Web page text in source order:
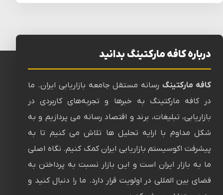
درباره کافه مارکتینگ بدانید
کافه مارکتینگرسانه‌ مستقل جامعه بازاریابی ایران. ما
در کافه مارکتینگ به خبرها و تجربه‌های کاربردی در
بازاریابی، تبلیغات، برند و اقتصاد رسانه می پردازیم و به
شکل مداوم با ارایه تحلیل ها تلاش می کنیم تا به
پیشرفت اکوسیستم بازاریابی ایران کمک کنیم. نگاه اصلی
ما به بازار ایران است و این بازار نسبت به پرداختن به
فضای بین المللی در اولویت قرار دارد. ما را دنبال کنید و